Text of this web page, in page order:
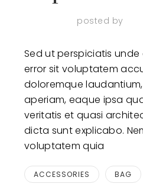
posted by
Sed ut perspiciatis unde
error sit voluptatem
doloremque
aperiam, eaque ipsa
veritatis et quasi
dicta sunt explicabo.
voluptatem quia
ACCESSORIES BAG